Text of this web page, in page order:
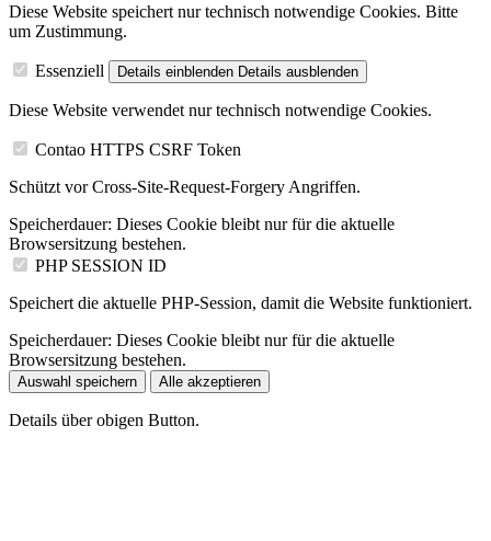
Diese Website speichert nur technisch notwendige Cookies. Bitte
um Zustimmung.
Essenziell Details einblenden Details ausblenden
Diese Website verwendet nur technisch notwendige Cookies.
Contao HTTPS CSRF Token
Schützt vor Cross-Site-Request-Forgery Angriffen.
Speicherdauer: Dieses Cookie bleibt nur für die aktuelle
Browsersitzung bestehen.
PHP SESSION ID
Speichert die aktuelle PHP-Session, damit die Website funktioniert.
Speicherdauer: Dieses Cookie bleibt nur für die aktuelle
Browsersitzung bestehen.
Auswahl speichern Alle akzeptieren
Details über obigen Button.